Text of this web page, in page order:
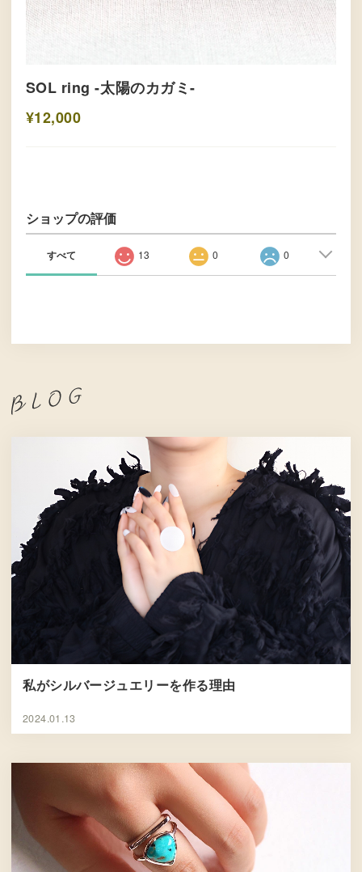
SOL ring -太陽のカガミ-
¥12,000
ショップの評価
すべて 13 0 0
私がシルバージュエリーを作る理由
2024.01.13